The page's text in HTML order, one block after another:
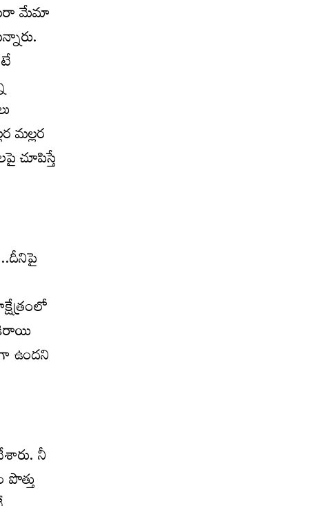
మేమా
మల్లర
చూపిస్తే
ఉందని
నీ